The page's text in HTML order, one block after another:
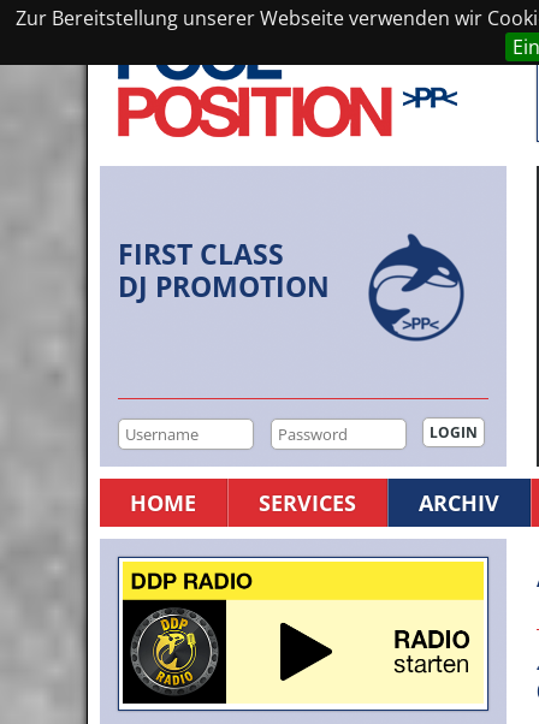
Zur Bereitstellung unserer Webseite verwenden wir
FIRST CLASS
DJ PROMOTION
HOME SERVICES ARCHIV